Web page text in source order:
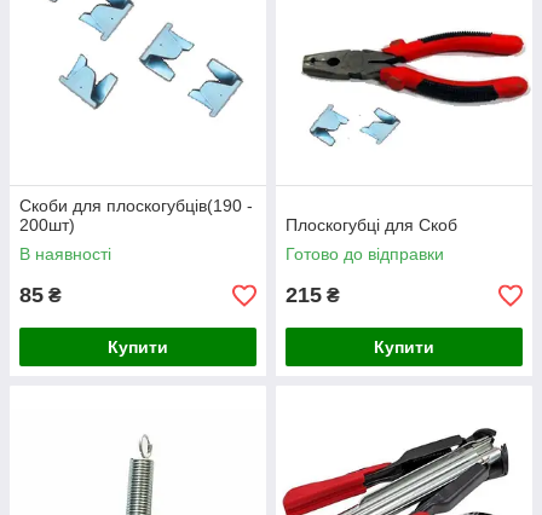
Скоби для плоскогубців(190 -
200шт)
В наявності
85 ₴
Купити
Плоскогубці для Скоб
Готово до відправки
215 ₴
Купити